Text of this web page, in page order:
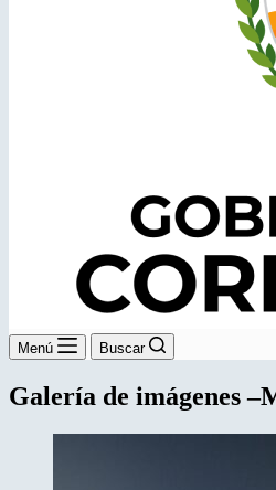
Menú Buscar
Galería de imágenes